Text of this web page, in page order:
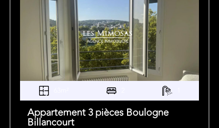
Appartement 3 pièces Boulogne
Billancourt